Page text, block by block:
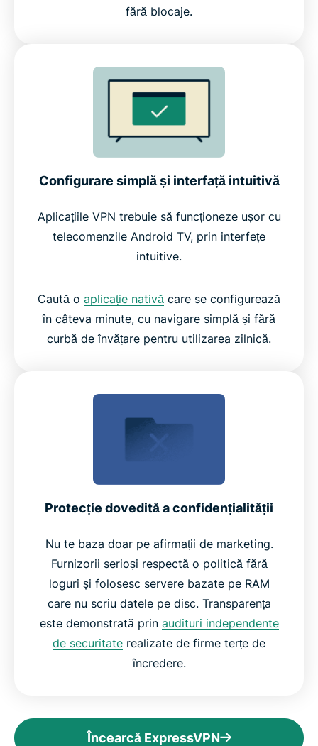
fără blocaje.
Configurare simplă și interfață intuitivă
Aplicațiile VPN trebuie să funcționeze ușor cu
telecomenzile Android TV, prin interfețe
intuitive.
Caută o aplicație nativă care se configurează
în câteva minute, cu navigare simplă și fără
curbă de învățare pentru utilizarea zilnică.
Protecție dovedită a confidențialității
Nu te baza doar pe afirmații de marketing.
Furnizorii serioși respectă o politică fără
loguri și folosesc servere bazate pe RAM
care nu scriu datele pe disc. Transparența
este demonstrată prin audituri independente
de securitate realizate de firme terțe de
încredere.
Încearcă ExpressVPN